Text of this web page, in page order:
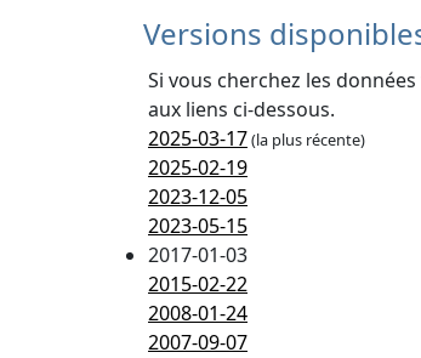
Versions
Si vous cherchez les
aux liens ci-dessous.
2025-03-17(la plus récente)
2025-02-19
2023-12-05
2023-05-15
2017-01-03
2015-02-22
2008-01-24
2007-09-07